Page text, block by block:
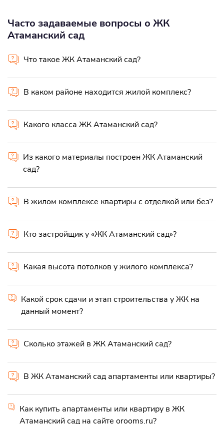
Часто задаваемые вопросы о ЖК
Атаманский сад
Что такое ЖК Атаманский сад?
В каком районе находится жилой комплекс?
Какого класса ЖК Атаманский сад?
Из какого материалы построен ЖК Атаманский
сад?
В жилом комплексе квартиры с отделкой или без?
Кто застройщик у «ЖК Атаманский сад»?
Какая высота потолков у жилого комплекса?
Какой срок сдачи и этап строительства у ЖК на
данный момент?
Сколько этажей в ЖК Атаманский сад?
В ЖК Атаманский сад апартаменты или квартиры?
Как купить апартаменты или квартиру в ЖК
Атаманский сад на сайте orooms.ru?